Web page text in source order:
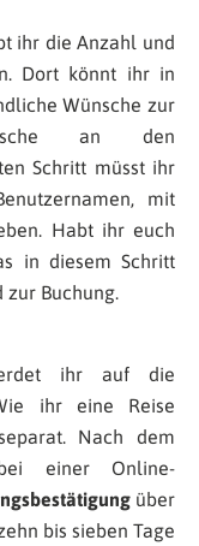
ihr die Anzahl und
Dort könnt ihr in
Wünsche zur
an den
Schritt müsst ihr
mit
Habt ihr euch
in diesem Schritt
Buchung.
ihr auf die
ihr eine Reise
Nach dem
bei einer Online-
über
bis sieben Tage